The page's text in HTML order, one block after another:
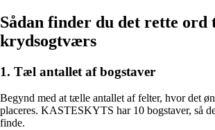
Sådan finder du det rette ord
krydsogtværs
1. Tæl antallet af bogstaver
Begynd med at tælle antallet af felter, hvor det
placeres. KASTESKYTS har 10 bogstaver, så
finde.